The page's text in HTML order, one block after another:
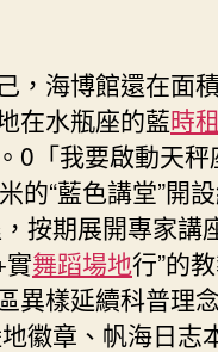
，海博館還在面
在水瓶座的藍時
0「我要啟動天
的“藍色講堂”開
按期展開專家講
實舞蹈場地行”的
異樣延續科普理
徽章、帆海日志